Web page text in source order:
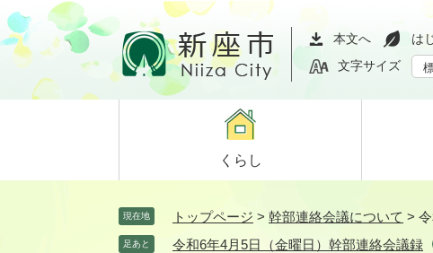
ペ
ー
ジ
メ
ニ
ュ
て
本文へ は
文字サイズ
くらし
現在地 トップページ > 幹部連絡会議について >
足あと 令和6年4月5日（金曜日）幹部連絡会議録